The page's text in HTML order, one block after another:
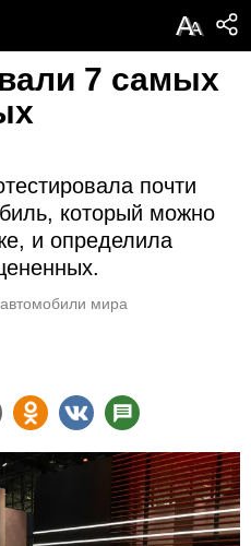
АА
7 самых
почти
который можно
и определила
автомобили мира